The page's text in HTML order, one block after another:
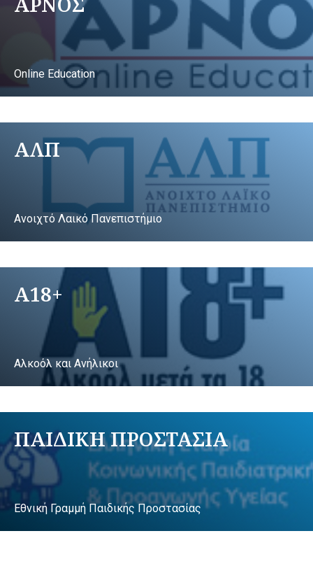
Online Education
ΑΛΠ
Ανοιχτό Λαικό Πανεπιστήμιο
A18+
Αλκοόλ και Ανήλικοι
ΠΑΙΔΙΚΗ ΠΡΟΣΤΑΣΙΑ
Εθνική Γραμμή Παιδικής Προστασίας